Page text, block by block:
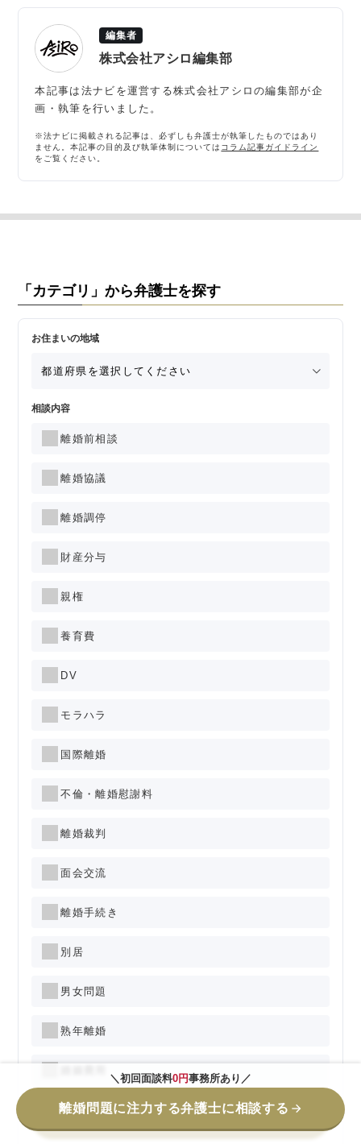
編集者
株式会社アシロ編集部
本記事は法ナビを運営する株式会社アシロの編集部が企
画・執筆を行いました。
※法ナビに掲載される記事は、必ずしも弁護士が執筆したものではあり
ません。本記事の目的及び執筆体制については コラム記事ガイドライン
をご覧ください。
「カテゴリ」から弁護士を探す
お住まいの地域
相談内容
離婚前相談
離婚協議
離婚調停
財産分与
親権
養育費
DV
モラハラ
国際離婚
不倫・離婚慰謝料
離婚裁判
面会交流
離婚手続き
別居
男女問題
熟年離婚
検索
＼初回面談料0円事務所あり／
離婚問題に注力する弁護士に相談する